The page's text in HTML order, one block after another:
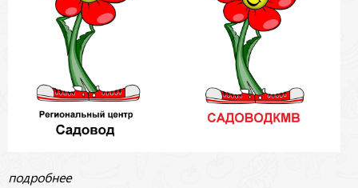
подробнее